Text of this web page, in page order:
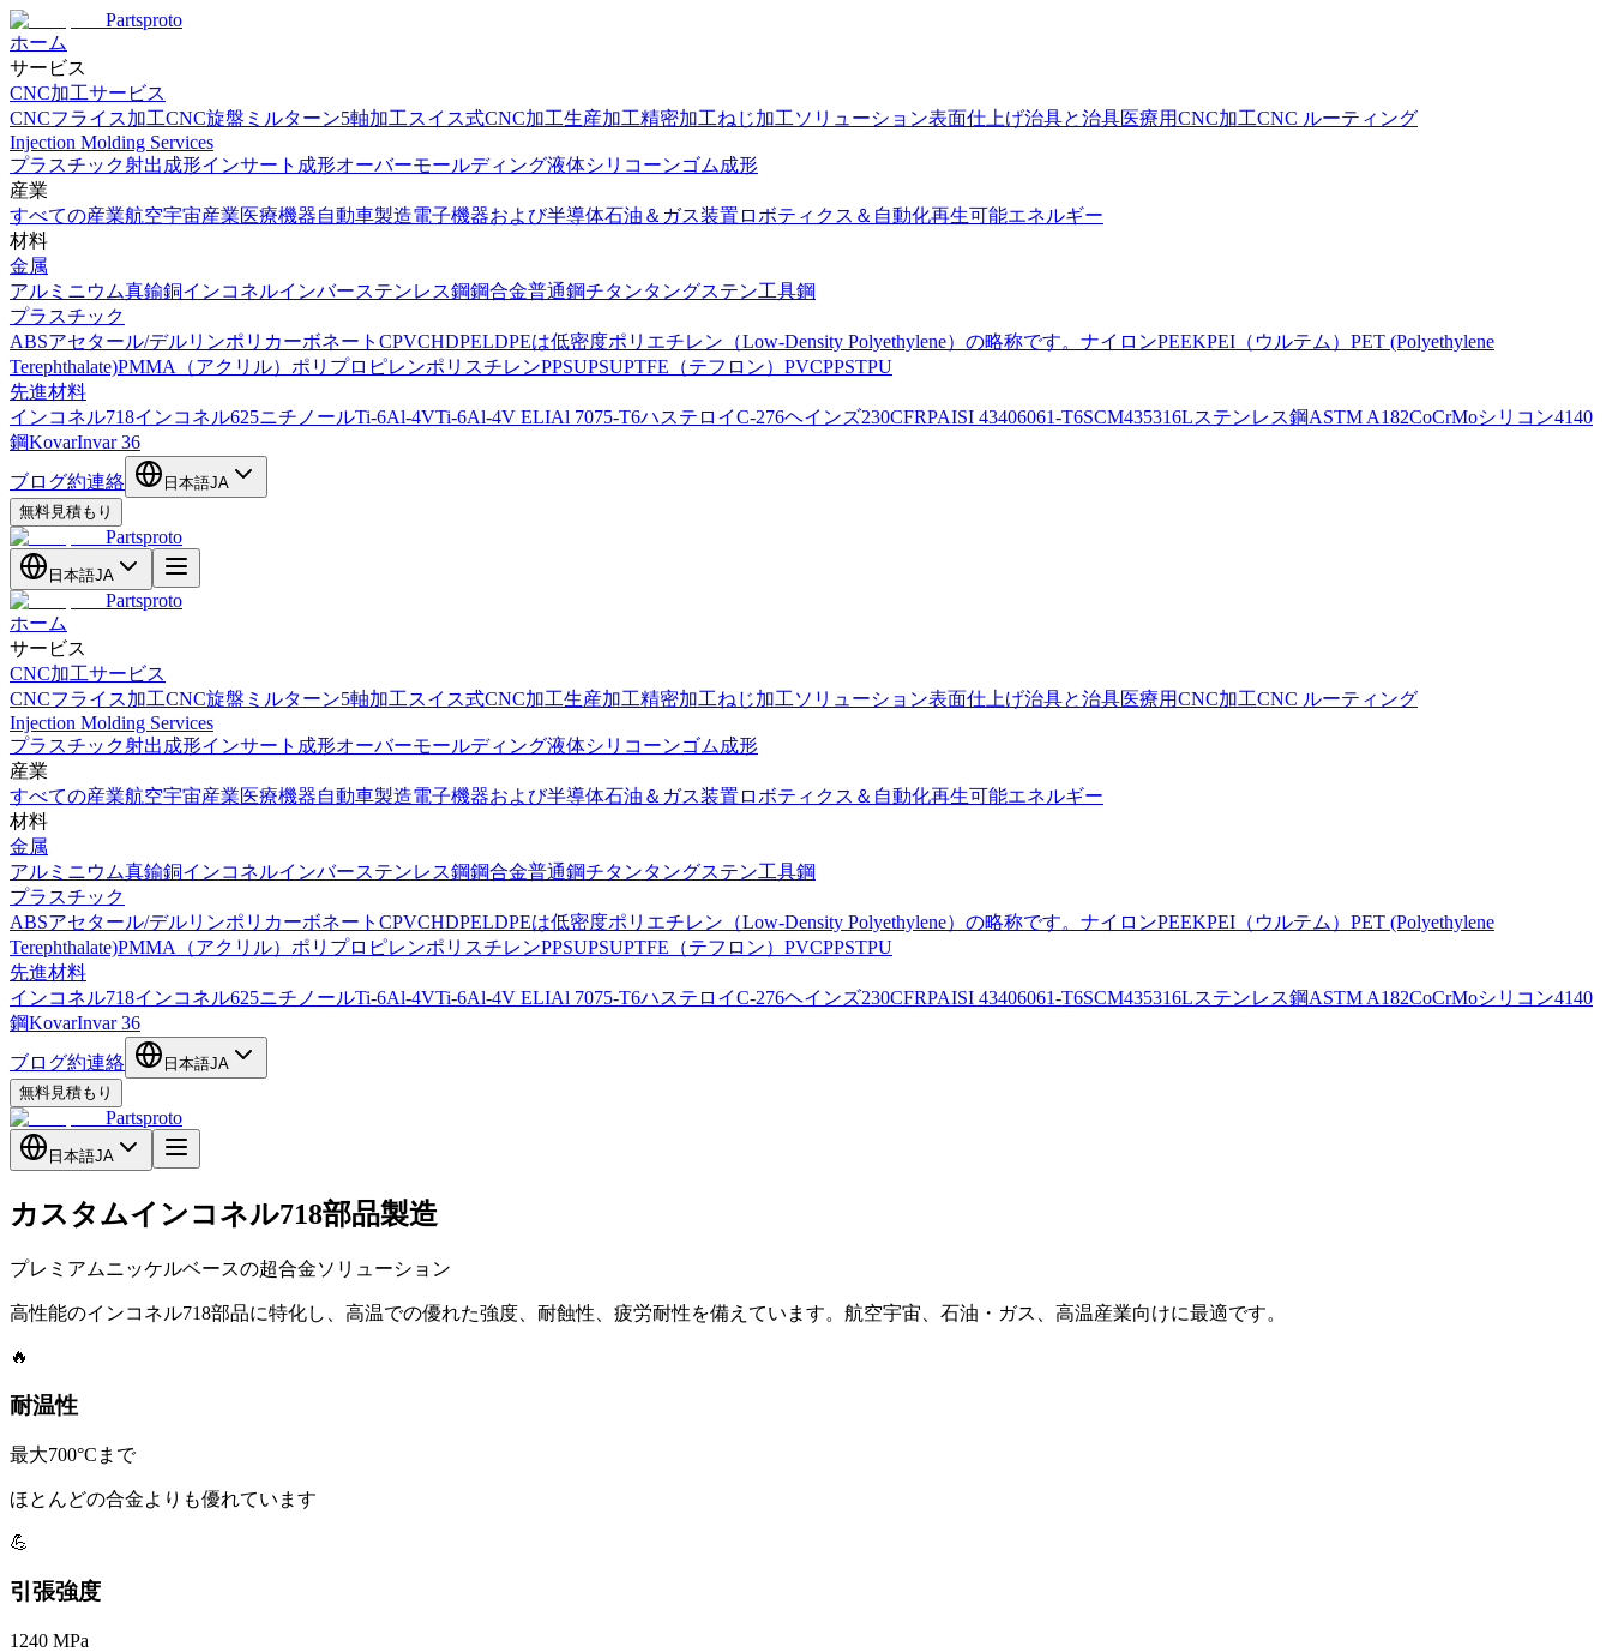
Partsproto
ホーム
サービス
CNC加工サービス
CNCフライス加工CNC旋盤 ミルターン5軸加工スイス式CNC加工生産加工精密加工ねじ加工ソリューション表面仕上げ治具と治具医療用CNC加工CNC ルーティング
Injection Molding Services
プラスチック射出成形インサート成形オーバーモールディング液体シリコーンゴム成形
産業
すべての産業航空宇宙産業医療機器自動車製造電子機器および半導体石油＆ガス装置 ロボティクス＆自動化再生可能エネルギー
材料
金属
アルミニウム真鍮銅インコネルインバーステンレス鋼鋼合金普通鋼チタンタングステン工具鋼
プラスチック
ABSアセタール/デルリンポリカーボネート CPVCHDPELDPEは低密度ポリエチレン（Low-Density Polyethylene）の略称です。 ナイロンPEEKPEI（ウルテム） PET (Polyethylene
Terephthalate)PMMA（アクリル） ポリプロピレンポリスチレンPPSUPSUPTFE（テフロン） PVCPPSTPU
先進材料
インコネル718インコネル625ニチノールTi-6Al-4VTi-6Al-4V ELIAl 7075-T6ハステロイC-276ヘインズ230CFRPAISI 43406061-T6SCM435316Lステンレス鋼ASTM A182CoCrMoシリコン4140
鋼KovarInvar 36
ブログ約連絡 日本語JA
無料見積もり
Partsproto
日本語JA
Partsproto
ホーム
サービス
CNC加工サービス
CNCフライス加工CNC旋盤 ミルターン5軸加工スイス式CNC加工生産加工精密加工ねじ加工ソリューション表面仕上げ治具と治具医療用CNC加工CNC ルーティング
Injection Molding Services
プラスチック射出成形インサート成形オーバーモールディング液体シリコーンゴム成形
産業
すべての産業航空宇宙産業医療機器自動車製造電子機器および半導体石油＆ガス装置 ロボティクス＆自動化再生可能エネルギー
材料
金属
アルミニウム真鍮銅インコネルインバーステンレス鋼鋼合金普通鋼チタンタングステン工具鋼
プラスチック
ABSアセタール/デルリンポリカーボネート CPVCHDPELDPEは低密度ポリエチレン（Low-Density Polyethylene）の略称です。 ナイロンPEEKPEI（ウルテム） PET (Polyethylene
Terephthalate)PMMA（アクリル） ポリプロピレンポリスチレンPPSUPSUPTFE（テフロン） PVCPPSTPU
先進材料
インコネル718インコネル625ニチノールTi-6Al-4VTi-6Al-4V ELIAl 7075-T6ハステロイC-276ヘインズ230CFRPAISI 43406061-T6SCM435316Lステンレス鋼ASTM A182CoCrMoシリコン4140
鋼KovarInvar 36
ブログ約連絡 日本語JA
無料見積もり
Partsproto
日本語JA
カスタムインコネル718部品製造
プレミアムニッケルベースの超合金ソリューション
高性能のインコネル718部品に特化し、高温での優れた強度、耐蝕性、疲労耐性を備えています。航空宇宙、石油・ガス、高温産業向けに最適です。
🔥
耐温性
最大700°Cまで
ほとんどの合金よりも優れています
💪
引張強度
1240 MPa